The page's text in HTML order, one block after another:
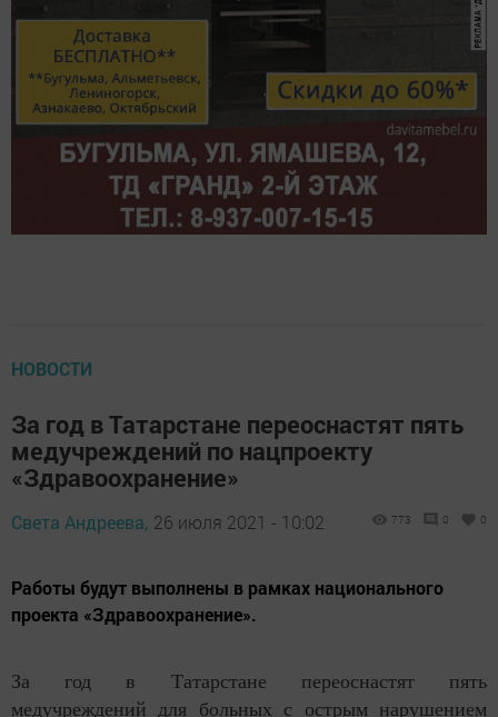
НОВОСТИ
За год в Татарстане переоснастят пять
медучреждений по нацпроекту
«Здравоохранение»
Света Андреева, 26 июля 2021 - 10:02 773 0 0
Работы будут выполнены в рамках национального
проекта «Здравоохранение».
За год в Татарстане переоснастят пять
медучреждений для больных с острым нарушением